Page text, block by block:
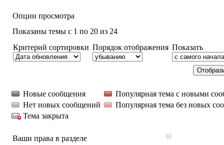
Опции просмотра
Показаны темы с 1 по 20 из 24
Критерий сортировки Порядок отображения Показать
Новые сообщения
Популярная тема с новыми
Нет новых сообщений
Популярная тема без новых
Тема закрыта
Ваши права в разделе